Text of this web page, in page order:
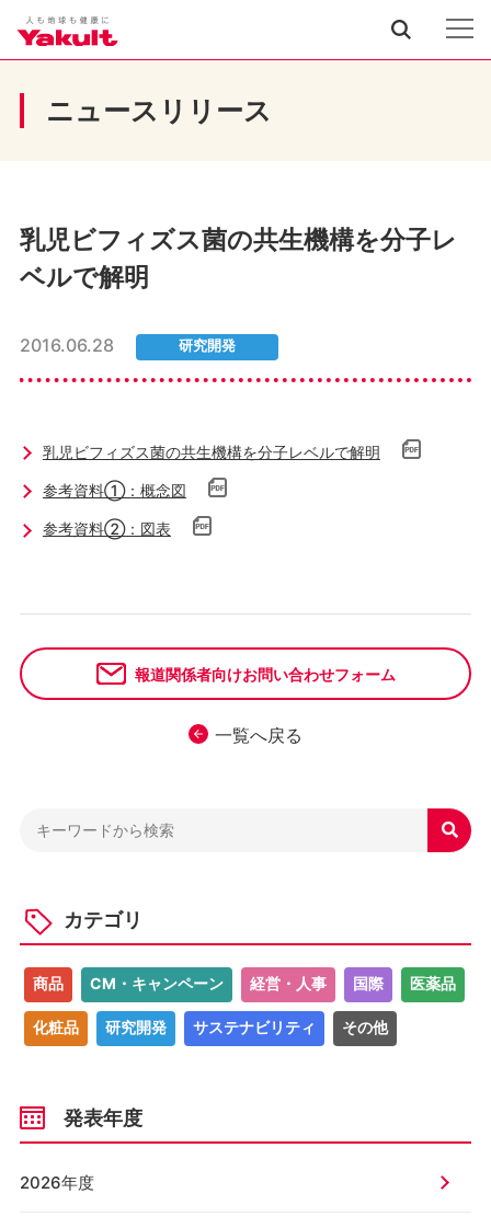
ニュースリリース
乳児ビフィズス菌の共生機構を分子レ
ベルで解明
2016.06.28 研究開発
乳児ビフィズス菌の共生機構を分子レベルで解明
参考資料①：概念図
参考資料②：図表
一覧へ戻る
報道関係者向けお問い合わせフォーム

カテゴリ
商品 CM・キャンペーン 経営・人事 国際 医薬品
化粧品 研究開発 サステナビリティ その他
発表年度
2026年度